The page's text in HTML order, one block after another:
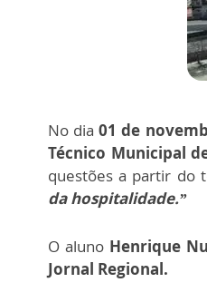
No dia01 de
Técnico Municipal
questões a partir do
da hospitalidade.”
O aluno Henrique
Jornal Regional.